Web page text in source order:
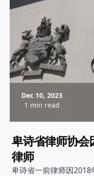
Dec 10, 2023
1 min read
卑诗省律师协会
律师
卑诗省一前律师因